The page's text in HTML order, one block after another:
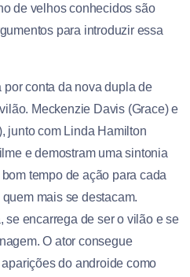
de velhos conhecidos são
para introduzir essa
conta da nova dupla de
Meckenzie Davis (Grace) e
junto com Linda Hamilton
e demostram uma sintonia
tempo de ação para cada
mais se destacam.
se encarrega de ser o vilão e se
O ator consegue
do androide como